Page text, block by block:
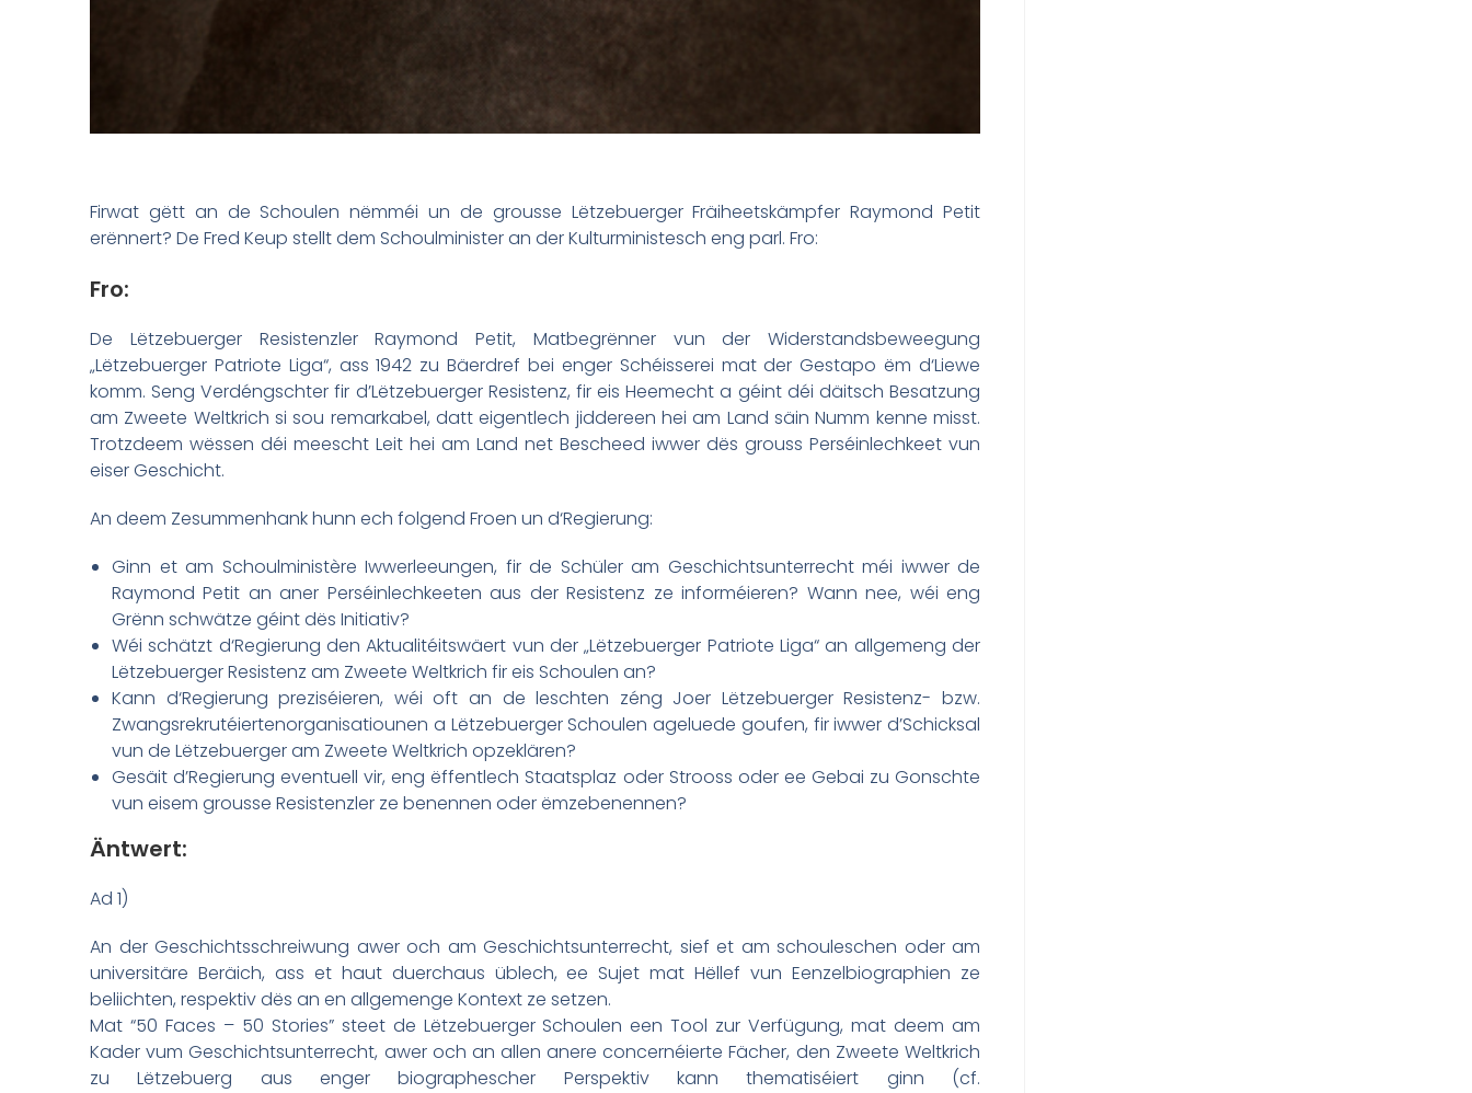
Firwat gëtt an de Schoulen nëmméi un de grousse Lëtzebuerger Fräiheetskämpfer Raymond Petit
erënnert? De Fred Keup stellt dem Schoulminister an der Kulturministesch eng parl. Fro:
Fro:
De Lëtzebuerger Resistenzler Raymond Petit, Matbegrënner vun der Widerstandsbeweegung
„Lëtzebuerger Patriote Liga“, ass 1942 zu Bäerdref bei enger Schéisserei mat der Gestapo ëm d‘Liewe
komm. Seng Verdéngschter fir d’Lëtzebuerger Resistenz, fir eis Heemecht a géint déi däitsch Besatzung
am Zweete Weltkrich si sou remarkabel, datt eigentlech jiddereen hei am Land säin Numm kenne misst.
Trotzdeem wëssen déi meescht Leit hei am Land net Bescheed iwwer dës grouss Perséinlechkeet vun
eiser Geschicht.
An deem Zesummenhank hunn ech folgend Froen un d‘Regierung:
Ginn et am Schoulministère Iwwerleeungen, fir de Schüler am Geschichtsunterrecht méi iwwer de
Raymond Petit an aner Perséinlechkeeten aus der Resistenz ze informéieren? Wann nee, wéi eng
Grënn schwätze géint dës Initiativ?
Wéi schätzt d‘Regierung den Aktualitéitswäert vun der „Lëtzebuerger Patriote Liga“ an allgemeng der
Lëtzebuerger Resistenz am Zweete Weltkrich fir eis Schoulen an?
Kann d‘Regierung preziséieren, wéi oft an de leschten zéng Joer Lëtzebuerger Resistenz- bzw.
Zwangsrekrutéiertenorganisatiounen a Lëtzebuerger Schoulen ageluede goufen, fir iwwer d’Schicksal
vun de Lëtzebuerger am Zweete Weltkrich opzeklären?
Gesäit d’Regierung eventuell vir, eng ëffentlech Staatsplaz oder Strooss oder ee Gebai zu Gonschte
vun eisem grousse Resistenzler ze benennen oder ëmzebenennen?
Äntwert:
Ad 1)
An der Geschichtsschreiwung awer och am Geschichtsunterrecht, sief et am schouleschen oder am
universitäre Beräich, ass et haut duerchaus üblech, ee Sujet mat Hëllef vun Eenzelbiographien ze
beliichten, respektiv dës an en allgemenge Kontext ze setzen.
Mat “50 Faces – 50 Stories” steet de Lëtzebuerger Schoulen een Tool zur Verfügung, mat deem am
Kader vum Geschichtsunterrecht, awer och an allen anere concernéierte Fächer, den Zweete Weltkrich
zu Lëtzebuerg aus enger biographescher Perspektiv kann thematiséiert ginn (cf.